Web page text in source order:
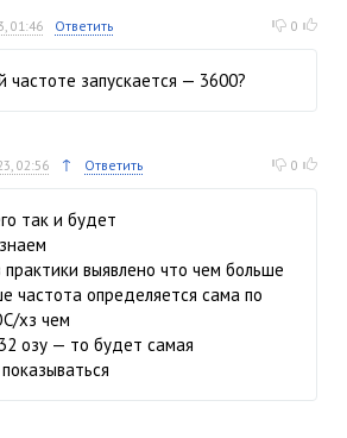
01:46 0
Ответить
частоте запускается — 3600?
02:56 ↑ 0
Ответить
так и будет
практики выявлено что чем больше
частота определяется сама по
хз чем
озу — то будет самая